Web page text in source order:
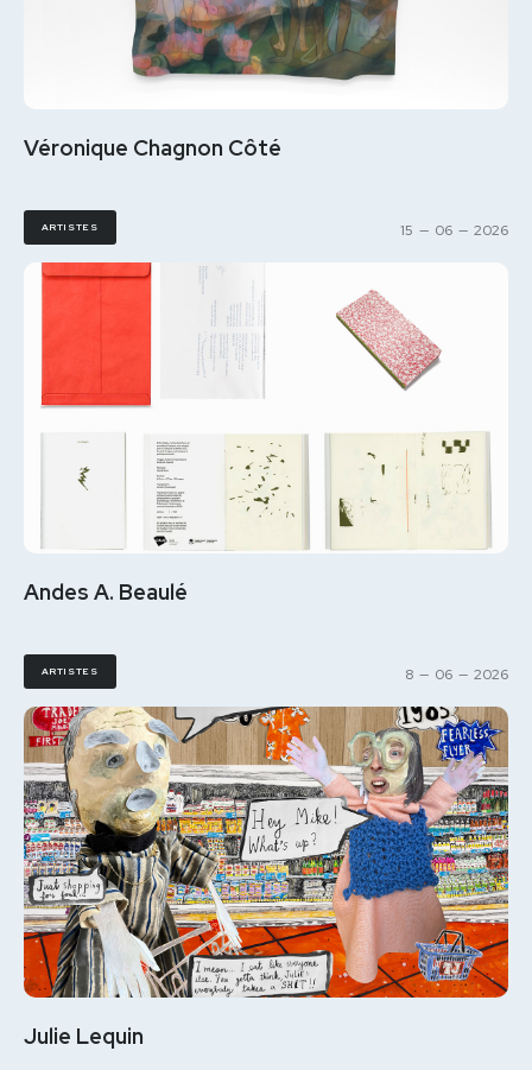
Véronique Chagnon Côté
ARTISTES 15 — 06 — 2026
Andes A. Beaulé
ARTISTES 8 — 06 — 2026
Julie Lequin